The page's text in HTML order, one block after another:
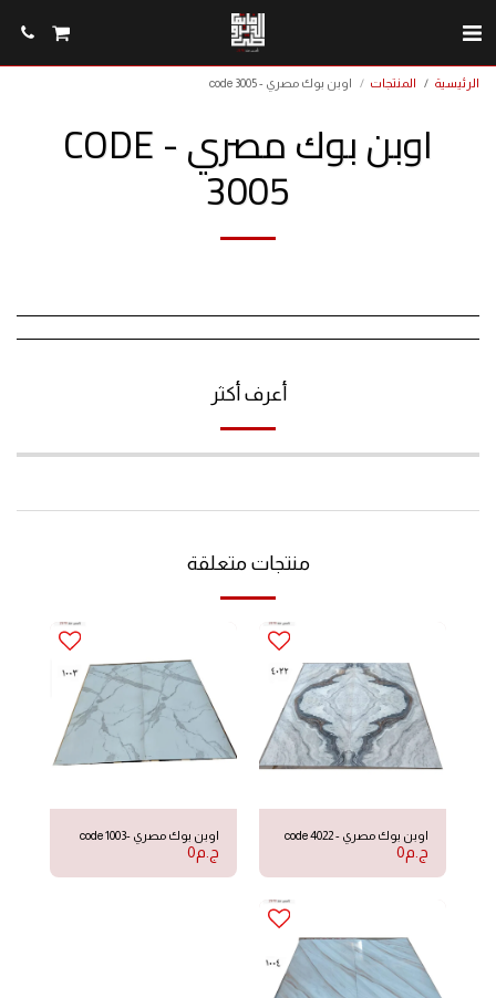
الرئيسية المنتجات اوبن بوك مصري - code 3005
اوبن بوك مصري - CODE
3005
أعرف أكثر
منتجات متعلقة
اوبن بوك مصري - code 4022
ج.م0
اوبن بوك مصري -code 1003
ج.م0